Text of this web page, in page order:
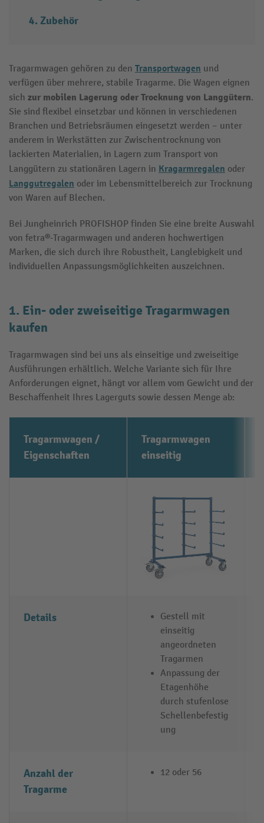
Zubehör
Tragarmwagen gehören zu den Transportwagen und
verfügen über mehrere, stabile Tragarme. Die Wagen eignen
sich zur mobilen Lagerung oder Trocknung von Langgütern.
Sie sind flexibel einsetzbar und können in verschiedenen
Branchen und Betriebsräumen eingesetzt werden – unter
anderem in Werkstätten zur Zwischentrocknung von
lackierten Materialien, in Lagern zum Transport von
Langgütern zu stationären Lagern in Kragarmregalen oder
Langgutregalen oder im Lebensmittelbereich zur Trocknung
von Waren auf Blechen.
Bei Jungheinrich PROFISHOP finden Sie eine breite Auswahl
von fetra®-Tragarmwagen und anderen hochwertigen
Marken, die sich durch ihre Robustheit, Langlebigkeit und
individuellen Anpassungsmöglichkeiten auszeichnen.
1. Ein- oder zweiseitige Tragarmwagen
kaufen
Tragarmwagen sind bei uns als einseitige und zweiseitige
Ausführungen erhältlich. Welche Variante sich für Ihre
Anforderungen eignet, hängt vor allem vom Gewicht und der
Beschaffenheit Ihres Lagerguts sowie dessen Menge ab:
Tragarmwagen /
Eigenschaften
Tragarmwagen
einseitig
Details
Gestell mit
einseitig
angeordneten
Tragarmen
Anpassung der
Etagenhöhe
durch stufenlose
Schellenbefestig
ung
Anzahl der
Tragarme
12 oder 56